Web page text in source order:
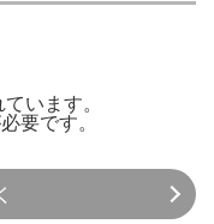
います。
要です。